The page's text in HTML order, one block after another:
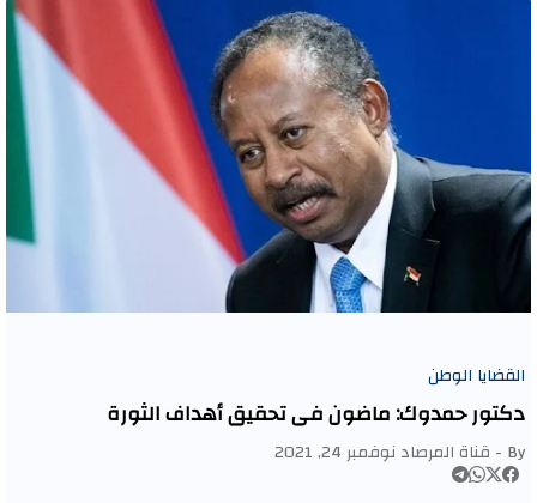
القضايا الوطن
دكتور حمدوك: ماضون في تحقيق أهداف الثورة
By - قناة المرصاد نوفمبر 24, 2021